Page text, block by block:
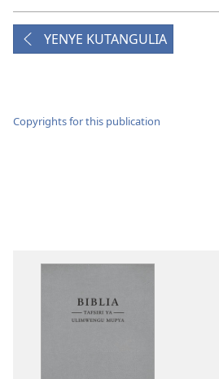
YENYE KUTANGULIA
Copyrights for this publication